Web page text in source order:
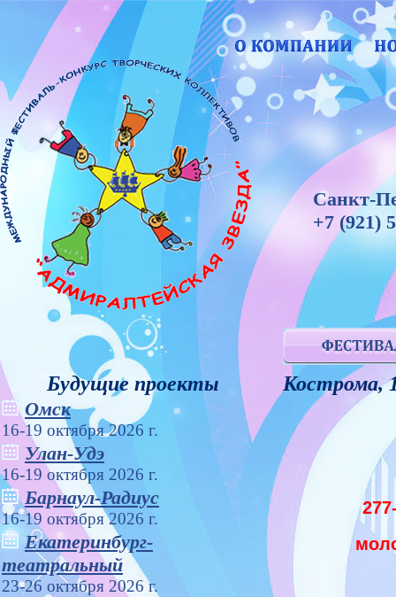
Санкт-
+7 (921)
Будущие проекты
Омск
16-19 октября 2026 г.
Улан-Удэ
16-19 октября 2026 г.
Барнаул-Радиус
16-19 октября 2026 г.
Екатеринбург-
театральный
23-26 октября 2026 г.
Кострома,